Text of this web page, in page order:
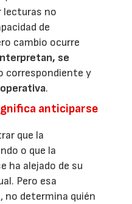
lecturas no
de
cambio ocurre
se
correspondiente y
.
anticiparse
que la
o que la
ha alejado de su
Pero esa
no determina quién